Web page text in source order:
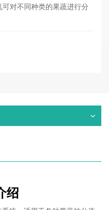
对不同种类的果蔬进行分
绍